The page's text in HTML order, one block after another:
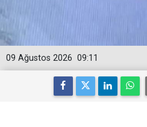
09:11
09 Ağustos 2026